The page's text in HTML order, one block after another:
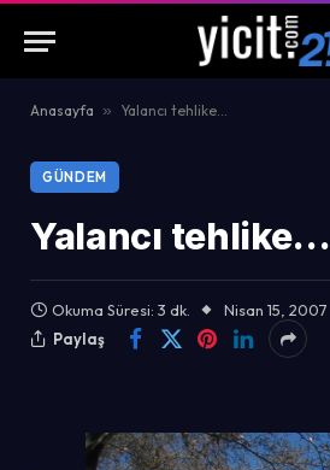
Anasayfa » Yalancı tehlike…
GÜNDEM
Yalancı tehlike…
Okuma Süresi: 3 dk.
Nisan 15, 2007
Paylaş